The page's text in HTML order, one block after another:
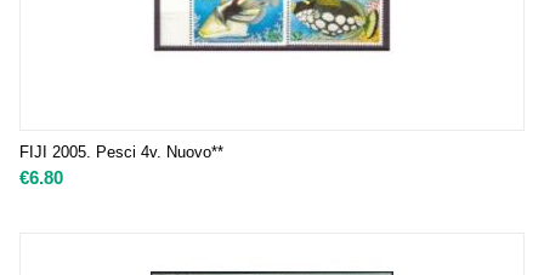
FIJI 2005. Pesci 4v. Nuovo**
€6.80